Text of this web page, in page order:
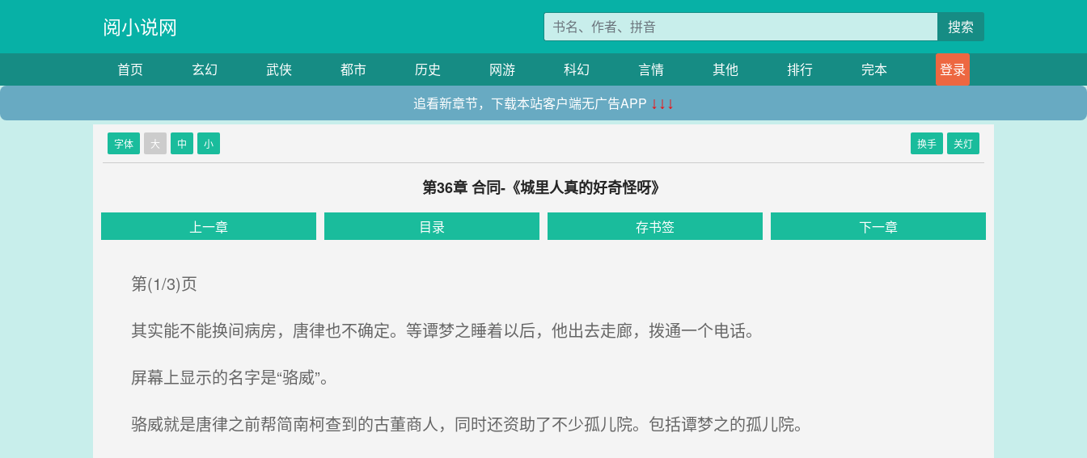
阅小说网 搜索
首页 玄幻 武侠 都市 历史 网游 科幻 言情 其他 排行 完本
登录
追看新章节，下载本站客户端无广告APP ↓↓↓
字体 大 中 小 换手 关灯
第36章 合同-《城里人真的好奇怪呀》
上一章 目录 存书签 下一章
第(1/3)页
其实能不能换间病房，唐律也不确定。等谭梦之睡着以后，他出去走廊，拨通一个电话。
屏幕上显示的名字是“骆威”。
骆威就是唐律之前帮简南柯查到的古董商人，同时还资助了不少孤儿院。包括谭梦之的孤儿院。